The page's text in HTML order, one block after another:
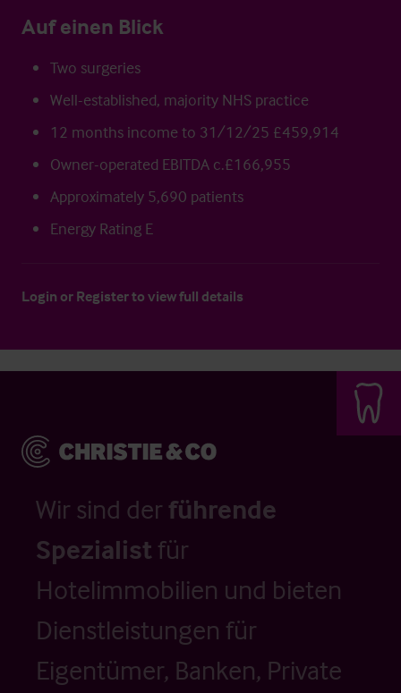
Auf einen Blick
Two surgeries
Well-established, majority NHS practice
12 months income to 31/12/25 £459,914
Owner-operated EBITDA c.£166,955
Approximately 5,690 patients
Energy Rating E
Login or Registerto view full details
Wir sind der führende
Spezialistfür
Hotelimmobilien und bieten
Dienstleistungen für
Eigentümer, Banken, Private